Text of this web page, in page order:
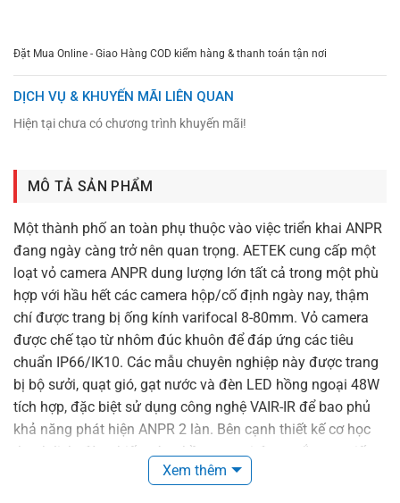
Đặt Mua Online - Giao Hàng COD kiểm hàng & thanh toán tận nơi
DỊCH VỤ & KHUYẾN MÃI LIÊN QUAN
Hiện tại chưa có chương trình khuyến mãi!
MÔ TẢ SẢN PHẨM
Một thành phố an toàn phụ thuộc vào việc triển khai ANPR
đang ngày càng trở nên quan trọng. AETEK cung cấp một
loạt vỏ camera ANPR dung lượng lớn tất cả trong một phù
hợp với hầu hết các camera hộp/cố định ngày nay, thậm
chí được trang bị ống kính varifocal 8-80mm. Vỏ camera
được chế tạo từ nhôm đúc khuôn để đáp ứng các tiêu
chuẩn IP66/IK10. Các mẫu chuyên nghiệp này được trang
bị bộ sưởi, quạt gió, gạt nước và đèn LED hồng ngoại 48W
tích hợp, đặc biệt sử dụng công nghệ VAIR-IR để bao phủ
khả năng phát hiện ANPR 2 làn. Bên cạnh thiết kế cơ học
thanh lịch, đèn chiếu sáng hồng ngoại được gắn trực tiếp
vào vỏ camera để che giấu cáp RS-485 và cáp nguồn.
Xem thêm